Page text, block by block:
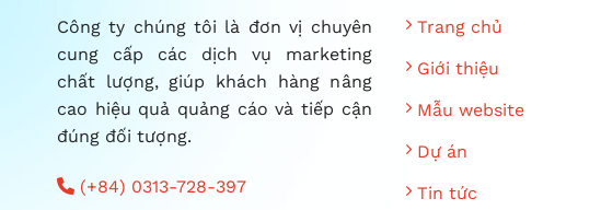
Công ty chúng tôi là đơn vị chuyên
cung cấp các dịch vụ marketing
chất lượng, giúp khách hàng nâng
cao hiệu quả quảng cáo và tiếp cận
đúng đối tượng.
(+84) 0313-728-397
Trang chủ
Giới thiệu
Mẫu website
Dự án
Tin tức